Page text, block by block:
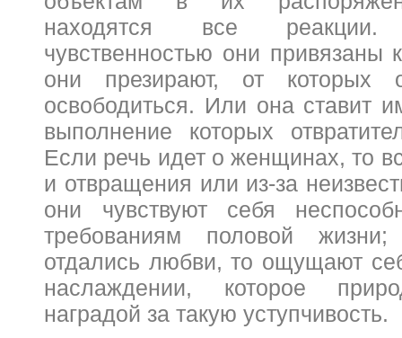
находятся все
чувственностью они привязаны
они презирают, от которых
освободиться. Или она ставит
выполнение которых
Если речь идет о женщинах, то
и отвращения или из-за
они чувствуют себя
требованиям половой
отдались любви, то ощущают
наслаждении, которое
наградой за такую уступчивость.